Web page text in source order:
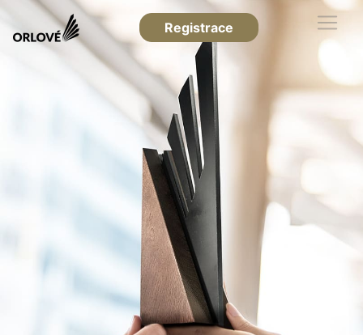
Registrace